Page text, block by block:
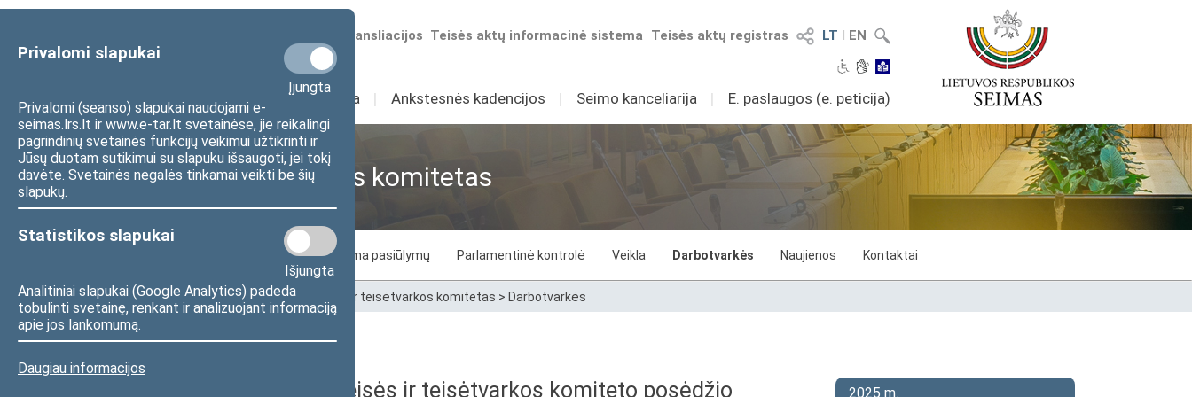
Privalomi slapukai
Įjungta
Privalomi (seanso) slapukai naudojami e-
seimas.lrs.lt ir www.e-tar.lt svetainėse, jie reikalingi
pagrindinių svetainės funkcijų veikimui užtikrinti ir
Jūsų duotam sutikimui su slapuku išsaugoti, jei tokį
davėte. Svetainės negalės tinkamai veikti be šių
slapukų.
Statistikos slapukai
Išjungta
Analitiniai slapukai (Google Analytics) padeda
tobulinti svetainę, renkant ir analizuojant informaciją
apie jos lankomumą.
Daugiau informacijos
LT I EN
Teisės aktų registras
Teisės aktų informacinė sistema
Numatomos transliacijos
Sudėtis Veikla I Ankstesnės kadencijos I Seimo kanceliarija I E. paslaugos (e. peticija)
Teisės ir teisėtvarkos komitetas
Posėdžiai Laukiama pasiūlymų Parlamentinė kontrolė Veikla Darbotvarkės Naujienos Kontaktai
Pradžia>Komitetai ir komisijos> Teisės ir teisėtvarkos komitetas > Darbotvarkės
2026 m. gegužės 6 d. Teisės ir teisėtvarkos komiteto posėdžio
2025 m.